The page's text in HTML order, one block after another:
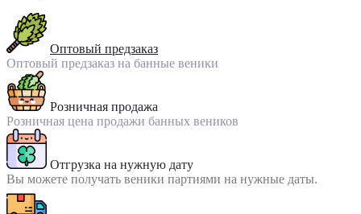
Оптовый предзаказ
Оптовый предзаказ на банные веники
Розничная продажа
Розничная цена продажи банных веников
Отгрузка на нужную дату
Вы можете получать веники партиями на нужные даты.